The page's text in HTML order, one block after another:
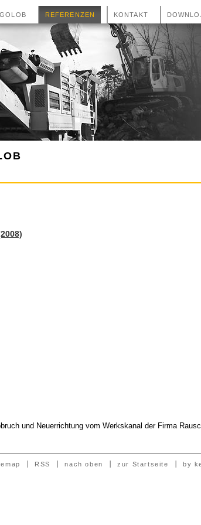
REFERENZEN KONTAKT
und Neuerrichtung vom Werkskanal der Firma
RSS nach oben zur Startseite by